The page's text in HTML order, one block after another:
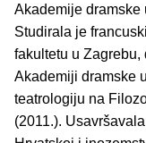
Akademije dramske
Studirala je
fakultetu u
Akademiji dramske
teatrologiju na
(2011.).